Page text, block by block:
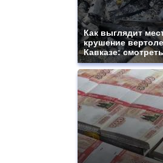
Как выглядит
крушение
Кавказе: смотреть